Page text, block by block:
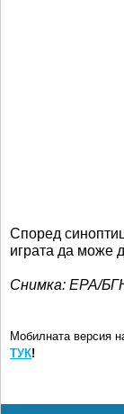
Според
играта да може
Снимка: ЕРА/
Мобилната версия
ТУК!